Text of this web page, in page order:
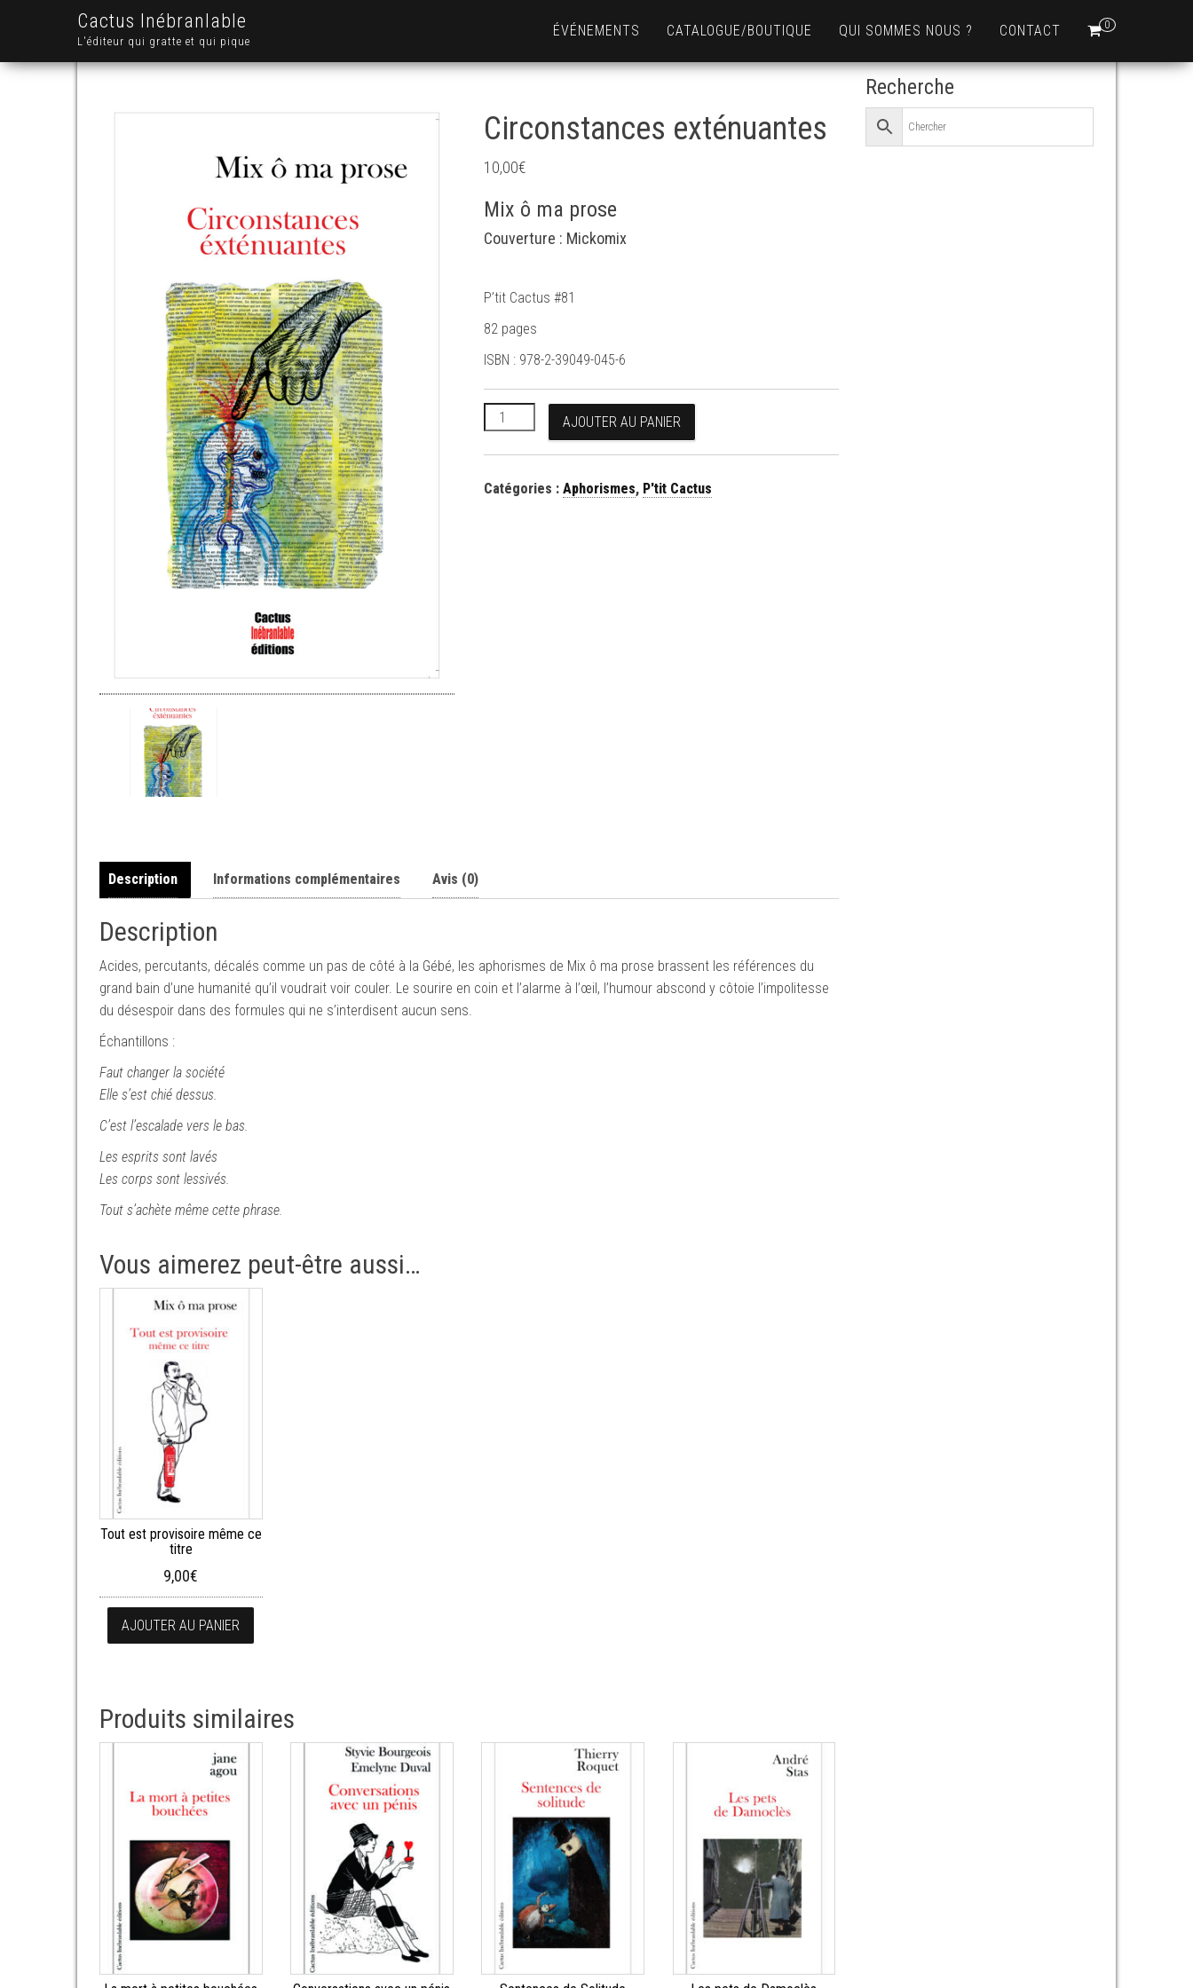
Cactus Inébranlable
L'éditeur qui gratte et qui pique
0
ÉVÉNEMENTS CATALOGUE/BOUTIQUE QUI SOMMES NOUS ? CONTACT
Circonstances exténuantes
10,00€
Mix ô ma prose
Couverture : Mickomix
P’tit Cactus #81
82 pages
ISBN : 978-2-39049-045-6
quantité de Circonstances exténuantes
AJOUTER AU PANIER
Catégories : Aphorismes, P'tit Cactus
Description Informations complémentaires Avis (0)
Description
Acides, percutants, décalés comme un pas de côté à la Gébé, les aphorismes de Mix ô ma prose brassent les références du
grand bain d’une humanité qu’il voudrait voir couler. Le sourire en coin et l’alarme à l’œil, l’humour abscond y côtoie l’impolitesse
du désespoir dans des formules qui ne s’interdisent aucun sens.
Échantillons :
Faut changer la société
Elle s’est chié dessus.
C’est l’escalade vers le bas.
Les esprits sont lavés
Les corps sont lessivés.
Tout s’achète même cette phrase.
Vous aimerez peut-être aussi…
Tout est provisoire même ce
titre
9,00€
AJOUTER AU PANIER
Produits similaires
Recherche